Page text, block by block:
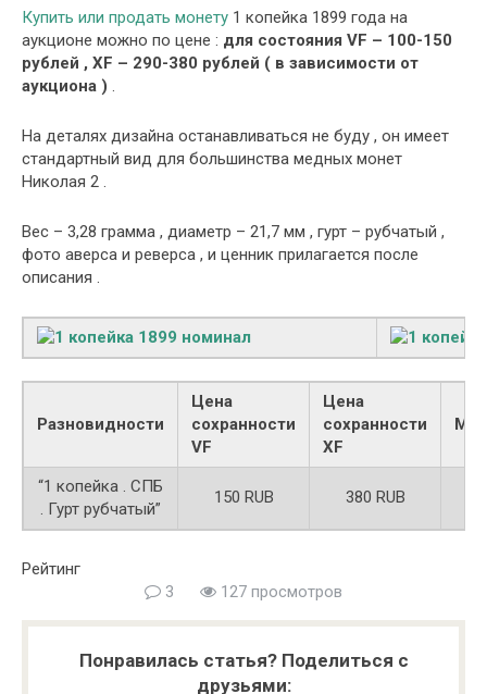
Купить или продать монету 1 копейка 1899 года на
аукционе можно по цене : для состояния VF – 100-150
рублей , XF – 290-380 рублей ( в зависимости от
аукциона ) .
На деталях дизайна останавливаться не буду , он имеет
стандартный вид для большинства медных монет
Николая 2 .
Вес – 3,28 грамма , диаметр – 21,7 мм , гурт – рубчатый ,
фото аверса и реверса , и ценник прилагается после
описания .
Разновидности
Цена
сохранности
VF
Цена
сохранности
XF
“1 копейка . СПБ
. Гурт рубчатый”
150 RUB 380 RUB
Рейтинг
3
127 просмотров
Понравилась статья? Поделиться с
друзьями: